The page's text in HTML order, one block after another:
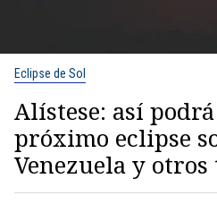
Eclipse de Sol
Alístese: así
próximo eclipse
Venezuela y